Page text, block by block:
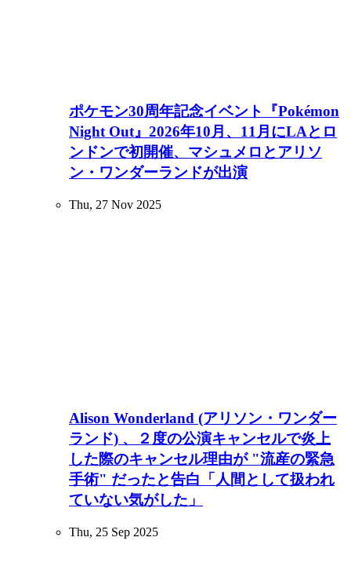
ポケモン30周年記念イベント『Pokémon
Night Out』2026年10月、11月にLAとロ
ンドンで初開催、マシュメロとアリソ
ン・ワンダーランドが出演
Thu, 27 Nov 2025
Alison Wonderland (アリソン・ワンダー
ランド) 、２度の公演キャンセルで炎上
した際のキャンセル理由が "流産の緊急
手術" だったと告白「人間として扱われ
ていない気がした」
Thu, 25 Sep 2025